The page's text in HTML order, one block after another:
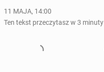
11 MAJA, 14:00
Ten tekst przeczytasz w 3 minuty